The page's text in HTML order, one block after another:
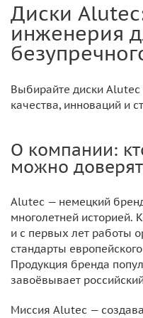
Диски
инженерия
Выбирайте диски
качества, инноваций и
О компании:
можно
Alutec — немецкий
многолетней историей.
и с первых лет работы
стандарты
Продукция бренда
завоёвывает
Миссия Alutec —